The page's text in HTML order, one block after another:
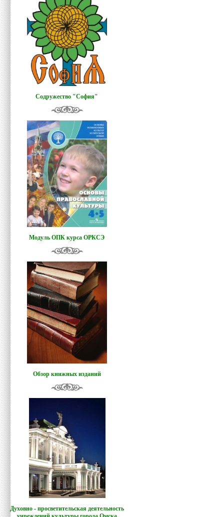
Содружество "София"
Модуль ОПК курса ОРКСЭ
Обзор книжных изданий
Духовно - просветительская деятельность